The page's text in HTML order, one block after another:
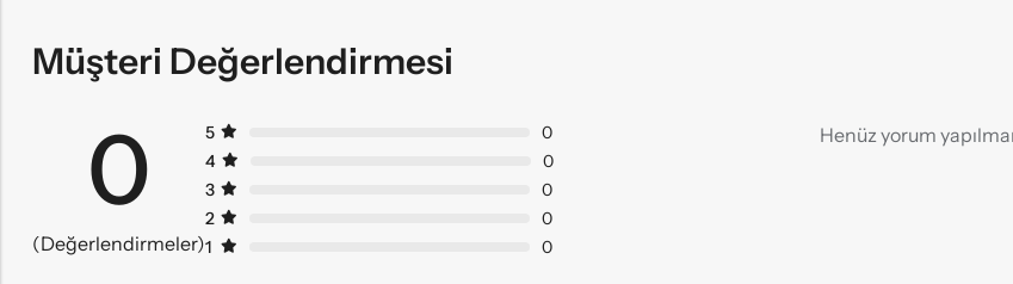
Müşteri Değerlendirmesi
0
(Değerlendirmeler)
5
0
4
0
3
0
2
0
1
0
Henüz yorum